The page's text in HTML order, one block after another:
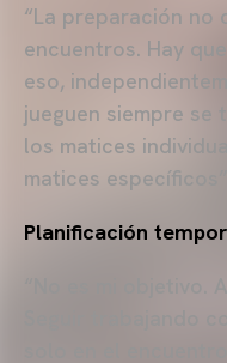
“La preparación no
encuentros. Hay
eso,
jueguen siempre se
los matices
matices específicos”.
Planificación
“No es mi objetivo.
Seguir trabajando